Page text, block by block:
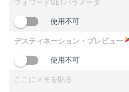
フォワードGETパラメータ
使用不可
デスティネーション・プレビュー
使用不可
ここにメモを貼る